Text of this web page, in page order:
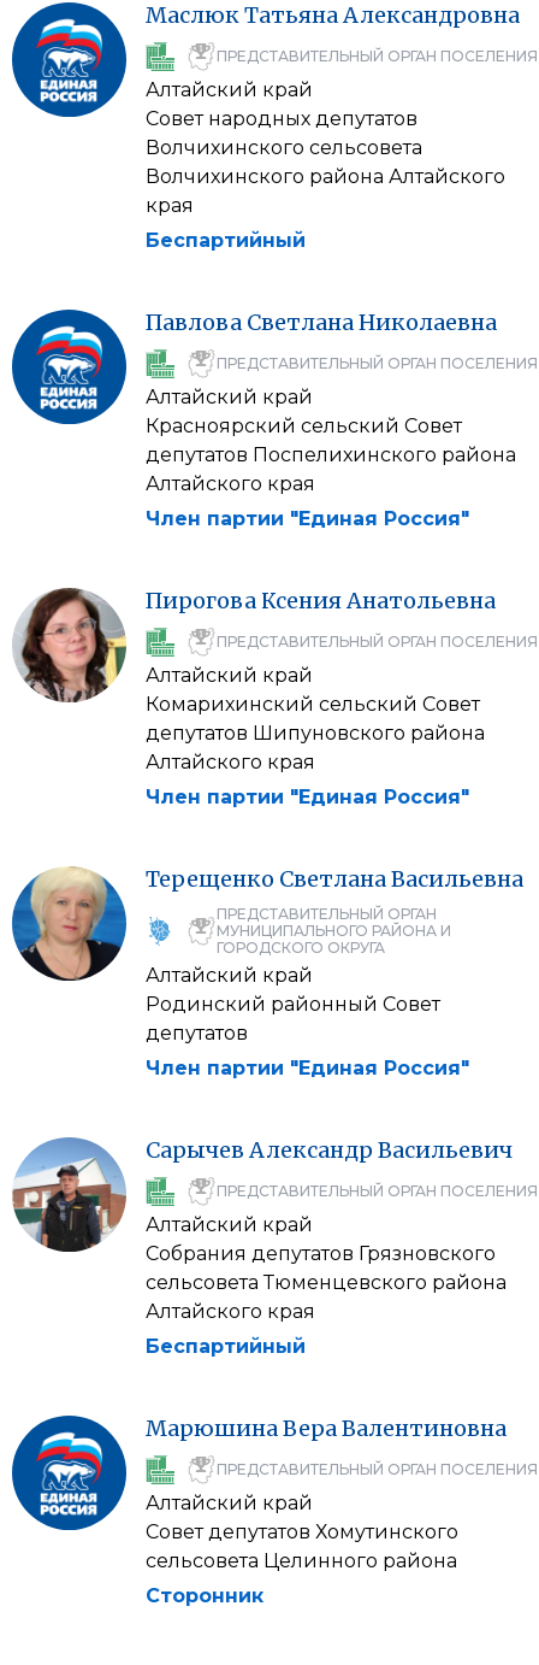
МаслюкТатьянаАлександровна
ПРЕДСТАВИТЕЛЬНЫЙ ОРГАН ПОСЕЛЕНИЯ
Алтайский край
Совет народных депутатов
Волчихинского сельсовета
Волчихинского района Алтайского
края
Беспартийный
Павлова СветланаНиколаевна
ПРЕДСТАВИТЕЛЬНЫЙ ОРГАН ПОСЕЛЕНИЯ
Алтайский край
Красноярский сельский Совет
депутатов Поспелихинского района
Алтайского края
Член партии "Единая Россия"
Пирогова КсенияАнатольевна
ПРЕДСТАВИТЕЛЬНЫЙ ОРГАН ПОСЕЛЕНИЯ
Алтайский край
Комарихинский сельский Совет
депутатов Шипуновского района
Алтайского края
Член партии "Единая Россия"
Терещенко СветланаВасильевна
ПРЕДСТАВИТЕЛЬНЫЙ ОРГАН
МУНИЦИПАЛЬНОГО РАЙОНА И
ГОРОДСКОГО ОКРУГА
Алтайский край
Родинский районный Совет
депутатов
Член партии "Единая Россия"
Сарычев Александр Васильевич
ПРЕДСТАВИТЕЛЬНЫЙ ОРГАН ПОСЕЛЕНИЯ
Алтайский край
Собрания депутатов Грязновского
сельсовета Тюменцевского района
Алтайского края
Беспартийный
МарюшинаВераВалентиновна
ПРЕДСТАВИТЕЛЬНЫЙ ОРГАН ПОСЕЛЕНИЯ
Алтайский край
Совет депутатов Хомутинского
сельсовета Целинного района
Сторонник